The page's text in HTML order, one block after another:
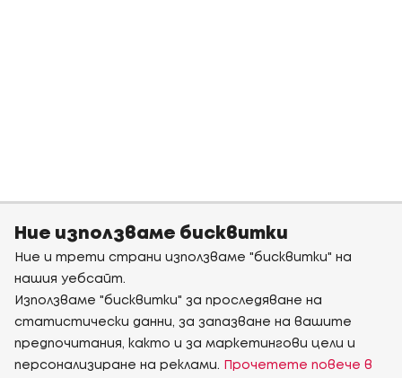
Ние използваме бисквитки
Ние и трети страни използваме "бисквитки" на
нашия уебсайт.
Използваме "бисквитки" за проследяване на
статистически данни, за запазване на вашите
предпочитания, както и за маркетингови цели и
персонализиране на реклами.
Прочетете повече в